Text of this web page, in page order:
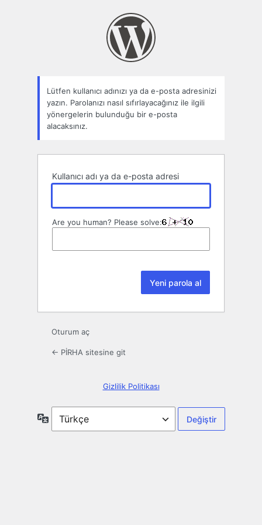
Lütfen kullanıcı adınızı ya da e-posta adresinizi
yazın. Parolanızı nasıl sıfırlayacağınız ile ilgili
yönergelerin bulunduğu bir e-posta
alacaksınız.
Kullanıcı adı ya da e-posta adresi
Are you human? Please solve:
Oturum aç
← PİRHA sitesine git
Gizlilik Politikası
Dil